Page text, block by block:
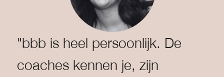
"bbb is heel persoonlijk. De
coaches kennen je, zijn